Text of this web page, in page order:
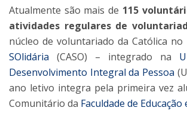
Atualmente são mais de 115
atividades regulares de
núcleo de voluntariado da Católica
SOlidária (CASO) – integrado na
Desenvolvimento Integral da Pessoa
ano letivo integra pela primeira vez
Comunitário da Faculdade de Educação